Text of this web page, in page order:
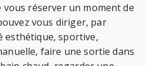
réserver un moment de
vous diriger, par
esthétique, sportive,
faire une sortie dans